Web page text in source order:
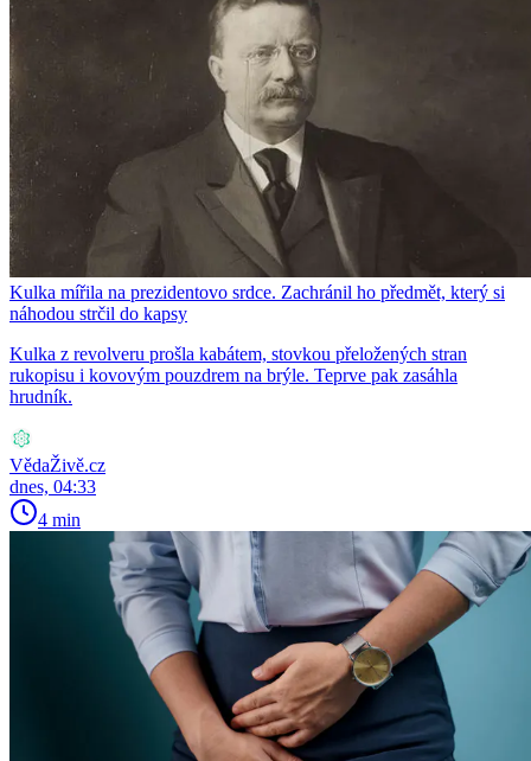
Kulka mířila na prezidentovo srdce. Zachránil ho předmět, který si
náhodou strčil do kapsy
Kulka z revolveru prošla kabátem, stovkou přeložených stran
rukopisu i kovovým pouzdrem na brýle. Teprve pak zasáhla
hrudník.
VědaŽivě.cz
dnes, 04:33
4 min